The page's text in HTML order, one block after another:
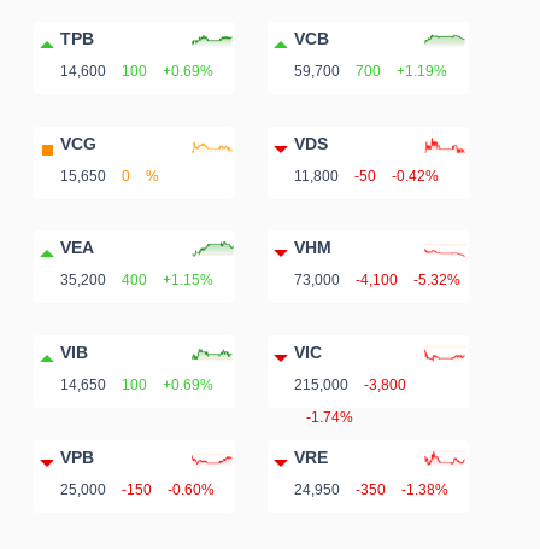
TPB
14,600 100 +0.69%
VCB
59,700 700 +1.19%
VCG
15,650 0 %
VDS
11,800 -50 -0.42%
VEA
35,200 400 +1.15%
VHM
73,000 -4,100 -5.32%
VIB
14,650 100 +0.69%
VIC
215,000
-3,800
-1.74%
VPB
25,000 -150 -0.60%
VRE
24,950 -350 -1.38%